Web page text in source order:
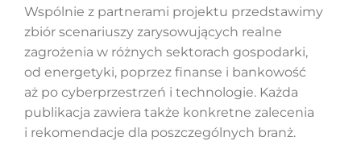
Wspólnie z partnerami projektu przedstawimy
zbiór scenariuszy zarysowujących realne
zagrożenia w różnych sektorach gospodarki,
od energetyki, poprzez finanse i bankowość
aż po cyberprzestrzeń i technologie. Każda
publikacja zawiera także konkretne zalecenia
i rekomendacje dla poszczególnych branż.